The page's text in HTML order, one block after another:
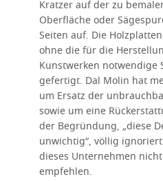
Kratzer auf der zu
Oberfläche oder
Seiten auf. Die
ohne die für die
Kunstwerken notwendige
gefertigt. Dal Molin hat
um Ersatz der
sowie um eine
der Begründung, „diese
unwichtig“, völlig
dieses Unternehmen nicht
empfehlen.